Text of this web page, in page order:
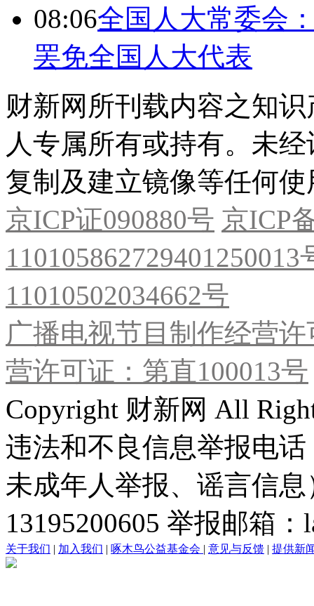
08:06全国人大常委会
罢免全国人大代表
财新网所刊载内容之知
人专属所有或持有。未
复制及建立镜像等任何使
京ICP证090880号 京ICP
11010502034662号
广播电视节目制作经营
营许可证：第直100013号
Copyright 财新网 All
违法和不良信息举报电
未成年人举报、谣言信
13195200605 举报邮箱
关于我们 | 加入我们 | 啄木鸟公益基金会 | 意见与反馈 | 提供新